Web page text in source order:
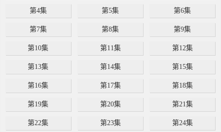
第4集 第5集 第6集
第7集 第8集 第9集
第10集 第11集 第12集
第13集 第14集 第15集
第16集 第17集 第18集
第19集 第20集 第21集
第22集 第23集 第24集